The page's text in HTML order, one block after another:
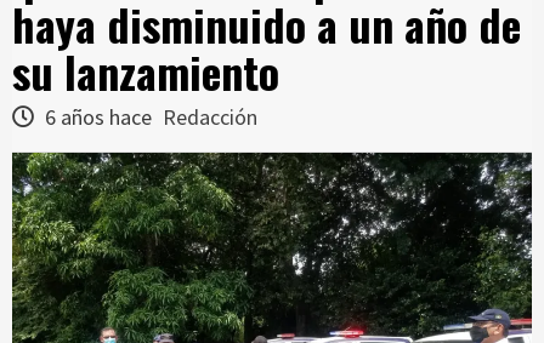
haya disminuido a un año de
su lanzamiento
6 años hace Redacción